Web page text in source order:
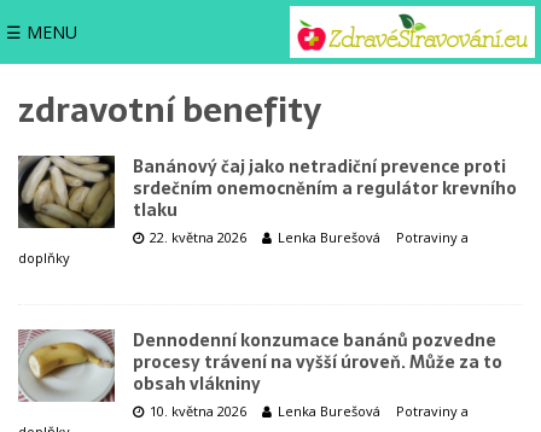
☰ MENU
zdravotní benefity
Banánový čaj jako netradiční prevence proti
srdečním onemocněním a regulátor krevního
tlaku
22. května 2026 Lenka Burešová
Potraviny a
doplňky
Dennodenní konzumace banánů pozvedne
procesy trávení na vyšší úroveň. Může za to
obsah vlákniny
10. května 2026 Lenka Burešová
Potraviny a